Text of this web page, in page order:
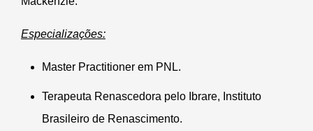
Especializações:
Master Practitioner em PNL.
Terapeuta Renascedora pelo Ibrare, Instituto
Brasileiro de Renascimento.